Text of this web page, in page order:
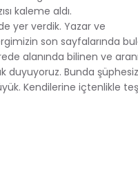
kaleme aldı.
yer verdik. Yazar ve
son sayfalarında
alanında bilinen ve
duyuyoruz. Bunda şüphesiz
Kendilerine içtenlikle